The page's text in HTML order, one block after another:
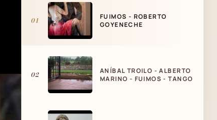
01
FUIMOS - ROBERTO
GOYENECHE
02
ANÍBAL TROILO - ALBERTO
MARINO - FUIMOS - TANGO